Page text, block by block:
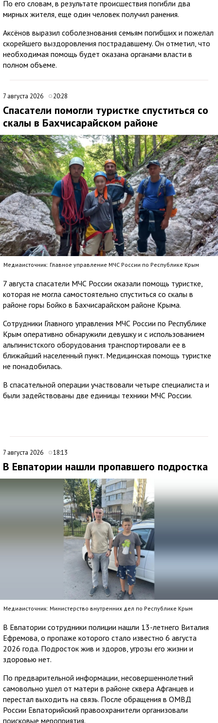
По его словам, в результате происшествия погибли два
мирных жителя, еще один человек получил ранения.
Аксёнов выразил соболезнования семьям погибших и пожелал
скорейшего выздоровления пострадавшему. Он отметил, что
необходимая помощь будет оказана органами власти в
полном объеме.
7 августа 2026 20:28
Спасатели помогли туристке спуститься со
скалы в Бахчисарайском районе
Медиаисточник: Главное управление МЧС России по Республике Крым
7 августа спасатели МЧС России оказали помощь туристке,
которая не могла самостоятельно спуститься со скалы в
районе горы Бойко в Бахчисарайском районе Крыма.
Сотрудники Главного управления МЧС России по Республике
Крым оперативно обнаружили девушку и с использованием
альпинистского оборудования транспортировали ее в
ближайший населенный пункт. Медицинская помощь туристке
не понадобилась.
В спасательной операции участвовали четыре специалиста и
были задействованы две единицы техники МЧС России.
7 августа 2026 18:13
В Евпатории нашли пропавшего подростка
Медиаисточник: Министерство внутренних дел по Республике Крым
В Евпатории сотрудники полиции нашли 13-летнего Виталия
Ефремова, о пропаже которого стало известно 6 августа
2026 года. Подросток жив и здоров, угрозы его жизни и
здоровью нет.
По предварительной информации, несовершеннолетний
самовольно ушел от матери в районе сквера Афганцев и
перестал выходить на связь. После обращения в ОМВД
России Евпаторийский правоохранители организовали
поисковые мероприятия.